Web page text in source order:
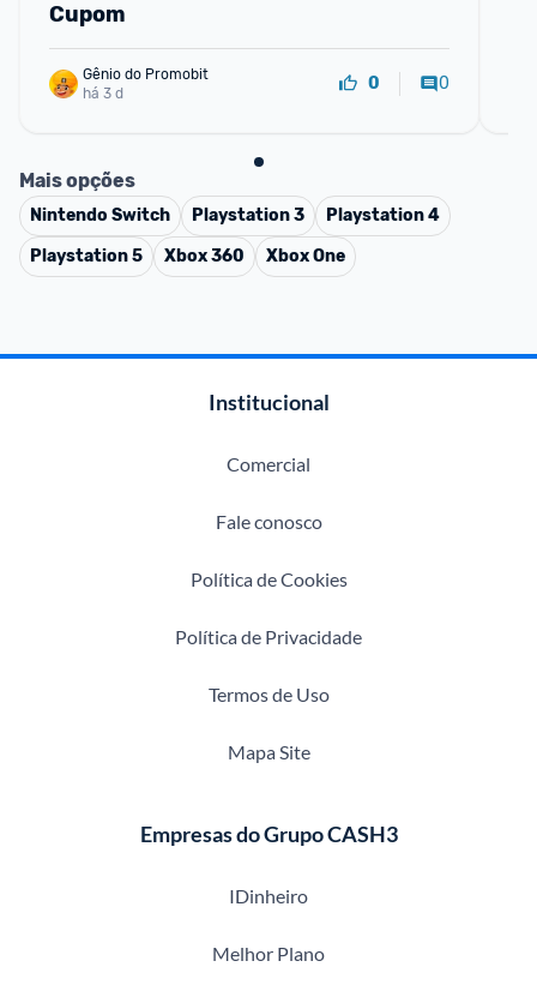
Cupom
Gênio do Promobit
há 3 d
0 0
Mais opções
Nintendo Switch Playstation 3
Playstation 4
Playstation 5
Xbox 360 Xbox One
Institucional
Comercial
Fale conosco
Política de Cookies
Política de Privacidade
Termos de Uso
Mapa Site
Empresas do Grupo CASH3
IDinheiro
Melhor Plano